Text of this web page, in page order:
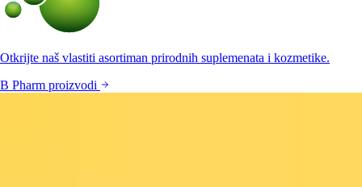
Otkrijte naš vlastiti asortiman prirodnih suplemenata i kozmetike.
B Pharm proizvodi